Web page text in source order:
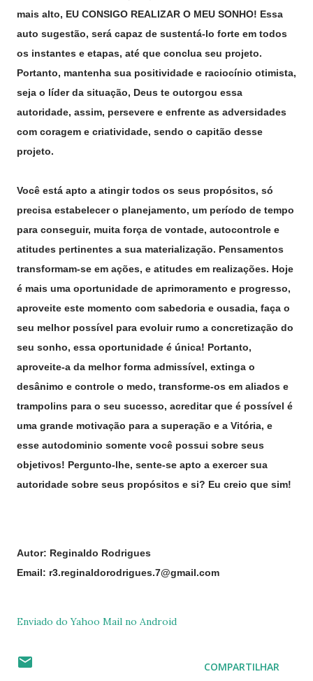
mais alto, EU CONSIGO REALIZAR O MEU SONHO! Essa
auto sugestão, será capaz de sustentá-lo forte em todos
os instantes e etapas, até que conclua seu projeto.
Portanto, mantenha sua positividade e raciocínio otimista,
seja o líder da situação, Deus te outorgou essa
autoridade, assim, persevere e enfrente as adversidades
com coragem e criatividade, sendo o capitão desse
projeto.
Você está apto a atingir todos os seus propósitos, só
precisa estabelecer o planejamento, um período de tempo
para conseguir, muita força de vontade, autocontrole e
atitudes pertinentes a sua materialização. Pensamentos
transformam-se em ações, e atitudes em realizações. Hoje
é mais uma oportunidade de aprimoramento e progresso,
aproveite este momento com sabedoria e ousadia, faça o
seu melhor possível para evoluir rumo a concretização do
seu sonho, essa oportunidade é única! Portanto,
aproveite-a da melhor forma admissível, extinga o
desânimo e controle o medo, transforme-os em aliados e
trampolins para o seu sucesso, acreditar que é possível é
uma grande motivação para a superação e a Vitória, e
esse autodominio somente você possui sobre seus
objetivos! Pergunto-lhe, sente-se apto a exercer sua
autoridade sobre seus propósitos e si? Eu creio que sim!
Autor: Reginaldo Rodrigues
Email: r3.reginaldorodrigues.7@gmail.com
Enviado do Yahoo Mail no Android
COMPARTILHAR